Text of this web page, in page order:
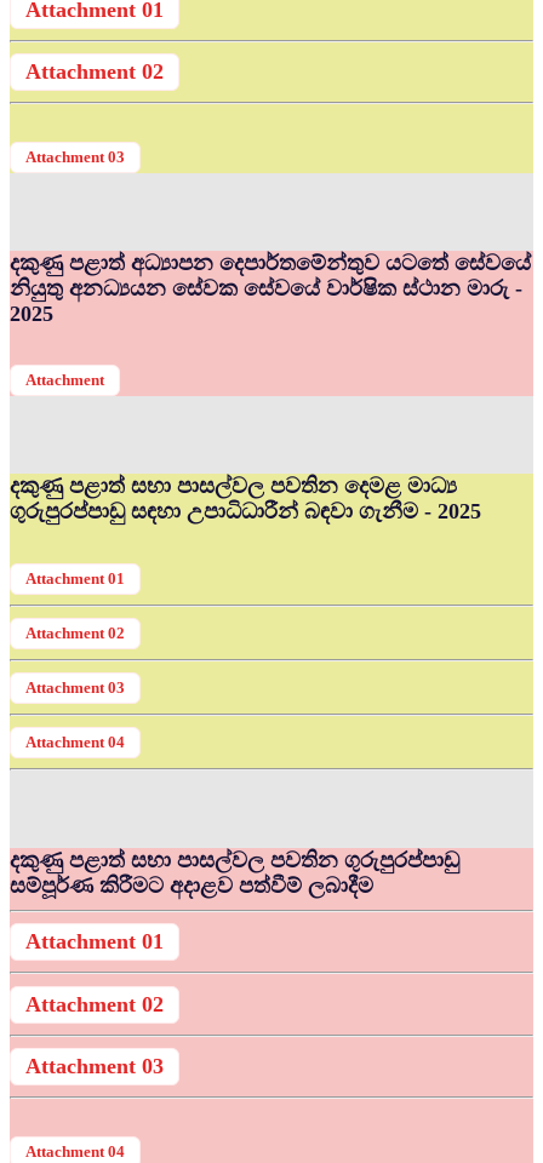
Attachment 01
Attachment 02
Attachment 03
දකුණු පළාත් අධ්‍යාපන දෙපාර්තමේන්තුව යටතේ සේවයේ
නියුතු අනධ්‍යයන සේවක සේවයේ වාර්ෂික ස්ථාන මාරු -
2025
Attachment
දකුණු පළාත් සභා පාසල්වල පවතින දෙමළ මාධ්‍ය
ගුරුපුරප්පාඩු සඳහා උපාධිධාරීන් බඳවා ගැනීම - 2025
Attachment 01
Attachment 02
Attachment 03
Attachment 04
දකුණු පළාත් සභා පාසල්වල පවතින ගුරුපුරප්පාඩු
සම්පූර්ණ කිරීමට අදාළව පත්වීම් ලබාදීම
Attachment 01
Attachment 02
Attachment 03
Attachment 04